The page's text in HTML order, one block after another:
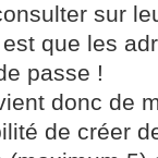
sur
que les
passe !
donc de
de créer